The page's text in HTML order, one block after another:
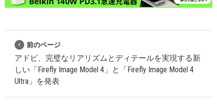
前のページ
アドビ、完璧なリアリズムとディテールを実現する新
しい「Firefly Image Model 4」と「Firefly Image Model 4
Ultra」を発表